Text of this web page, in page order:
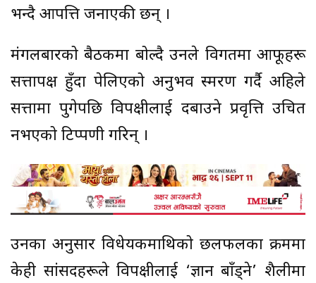
भन्दै आपत्ति जनाएकी छन् ।
मंगलबारको बैठकमा बोल्दै उनले विगतमा आफूहरू
सत्तापक्ष हुँदा पेलिएको अनुभव स्मरण गर्दै अहिले
सत्तामा पुगेपछि विपक्षीलाई दबाउने प्रवृत्ति उचित
नभएको टिप्पणी गरिन् ।
उनका अनुसार विधेयकमाथिको छलफलका क्रममा
केही सांसदहरूले विपक्षीलाई ‘ज्ञान बाँड्ने’ शैलीमा